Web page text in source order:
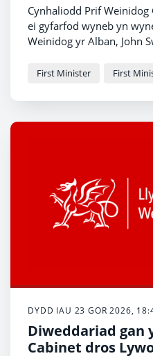
Cynhaliodd Prif
ei gyfarfod wyneb yn
Weinidog yr Alban, John
frwydro dros fargen
First Minister First
DYDD IAU 23 GOR 2026,
Diweddariad gan
Cabinet dros